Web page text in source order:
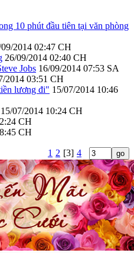
10 phút đầu tiên tại văn phòng
2014 02:47 CH
26/09/2014 02:40 CH
Jobs 16/09/2014 07:53 SA
2014 03:51 CH
lương đi" 15/07/2014 10:46
15/07/2014 10:24 CH
CH
CH
1 2 [3] 4